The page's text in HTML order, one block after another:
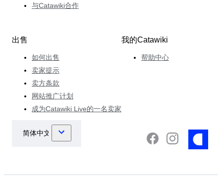
与Catawiki合作
出售
如何出售
卖家提示
卖方条款
网站推广计划
成为Catawiki Live的一名卖家
我的Catawiki
帮助中心